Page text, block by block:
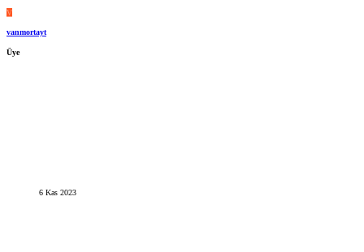
V
vanmortayt
Üye
6 Kas 2023